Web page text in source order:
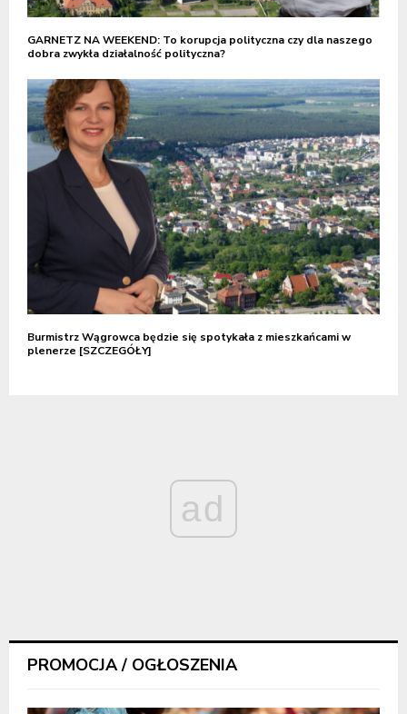
GARNETZ NA WEEKEND: To korupcja polityczna czy dla naszego
dobra zwykła działalność polityczna?
Burmistrz Wągrowca będzie się spotykała z mieszkańcami w
plenerze [SZCZEGÓŁY]
ad
PROMOCJA / OGŁOSZENIA